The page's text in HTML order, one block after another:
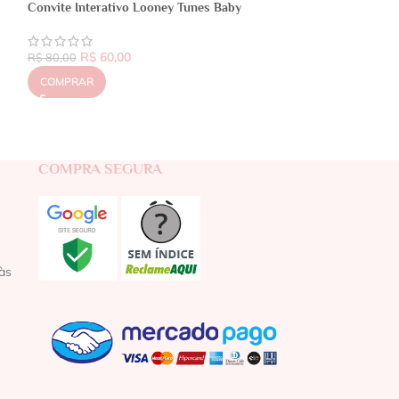
Convite Interativo Looney Tunes Baby
R$80,00 R$60,00
COMPRAR
COMPRA SEGURA